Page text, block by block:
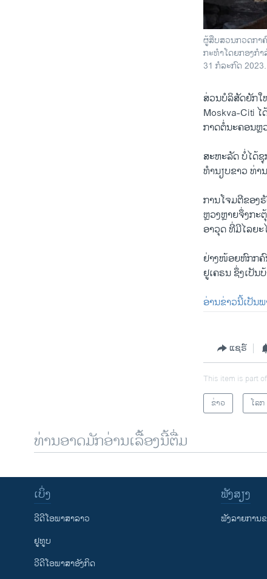
ຜູ້ສືບສວນກວດກາ
ກະທໍາໂດຍກອງກໍ
31 ກໍລະກົດ 2023.
ສ່ວນບໍລິສັດຍັກໃ
Moskva-Citi
ກາດຕໍ່ນະຄອນຫຼ
ສະຫະລັດ ບໍ່ໄດ້
ທຳນຽບຂາວ ທ່າ
ການໂຈມຕີຂອງ
ຫຼວງຫຼາຍຈຶ່ງກະ
ອາວຸດ ທີ່ມີໄລຍະ
ຢ່າງໜ້ອຍຫົກກຄົ
ຢູເຄຣນ ຊຶ່ງເປັນ
ອ່ານຂ່າວນີ້ເປັນ
ແຊຣ໌
This item is part of
ຂ່າວ
ໂລກ
ທ່ານອາດມັກອ່ານເລື້ອງນີ້ຕື່ມ
ເບິ່ງ
ວີດີໂອພາສາລາວ
ຢູທູບ
ວີດີໂອພາສາອັງກິດ
ຟັງສຽງ
ຟັງລາຍການ